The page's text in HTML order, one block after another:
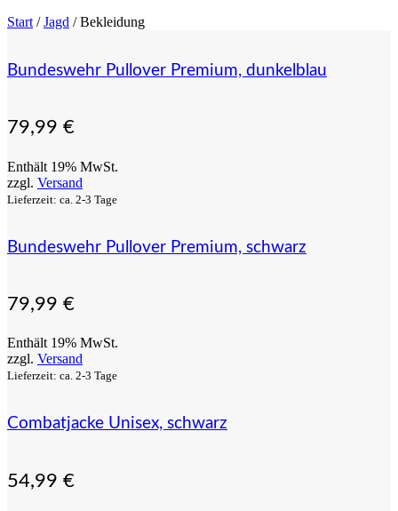
Start /Jagd / Bekleidung
Bundeswehr Pullover Premium, dunkelblau
79,99 €
Enthält 19% MwSt.
zzgl. Versand
Lieferzeit: ca. 2-3 Tage
Bundeswehr Pullover Premium, schwarz
79,99 €
Enthält 19% MwSt.
zzgl. Versand
Lieferzeit: ca. 2-3 Tage
Combatjacke Unisex, schwarz
54,99 €